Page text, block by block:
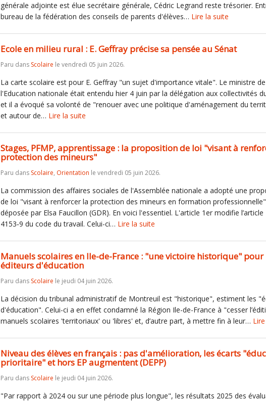
générale adjointe est élue secrétaire générale, Cédric Legrand reste trésorier.
bureau de la fédération des conseils de parents d'élèves… Lire la suite
Ecole en milieu rural : E. Geffray précise sa pensée au Sénat
Paru dans Scolaire le vendredi 05 juin 2026.
La carte scolaire est pour E. Geffray "un sujet d'importance vitale". Le ministre de
l'Education nationale était entendu hier 4 juin par la délégation aux collectivités
et il a évoqué sa volonté de "renouer avec une politique d'aménagement du
et autour de… Lire la suite
Stages, PFMP, apprentissage : la proposition de loi "visant à
protection des mineurs"
Paru dans Scolaire, Orientation le vendredi 05 juin 2026.
La commission des affaires sociales de l'Assemblée nationale a adopté une
de loi "visant à renforcer la protection des mineurs en formation professionnelle"
déposée par Elsa Faucillon (GDR). En voici l'essentiel. L'article 1er modifie l’article
4153‑9 du code du travail. Celui-ci… Lire la suite
Manuels scolaires en Ile-de-France : "une victoire historique" pour
éditeurs d'éducation
Paru dans Scolaire le jeudi 04 juin 2026.
La décision du tribunal administratif de Montreuil est "historique", estiment les
d'éducation". Celui-ci a en effet condamné la Région Ile-de-France à "cesser
manuels scolaires 'territoriaux' ou 'libres' et, d’autre part, à mettre fin à leur…
Niveau des élèves en français : pas d'amélioration, les écarts
prioritaire" et hors EP augmentent (DEPP)
Paru dans Scolaire le jeudi 04 juin 2026.
"Par rapport à 2024 ou sur une période plus longue", les résultats 2025 des